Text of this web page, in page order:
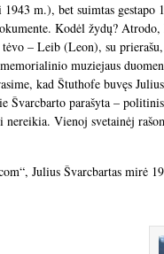
m.), bet suimtas
Kodėl žydų?
– Leib (Leon), su
muziejaus
kad Štuthofe buvęs
Švarcbarto parašyta –
nereikia. Vienoj svetainėj
Julius Švarcbartas mirė